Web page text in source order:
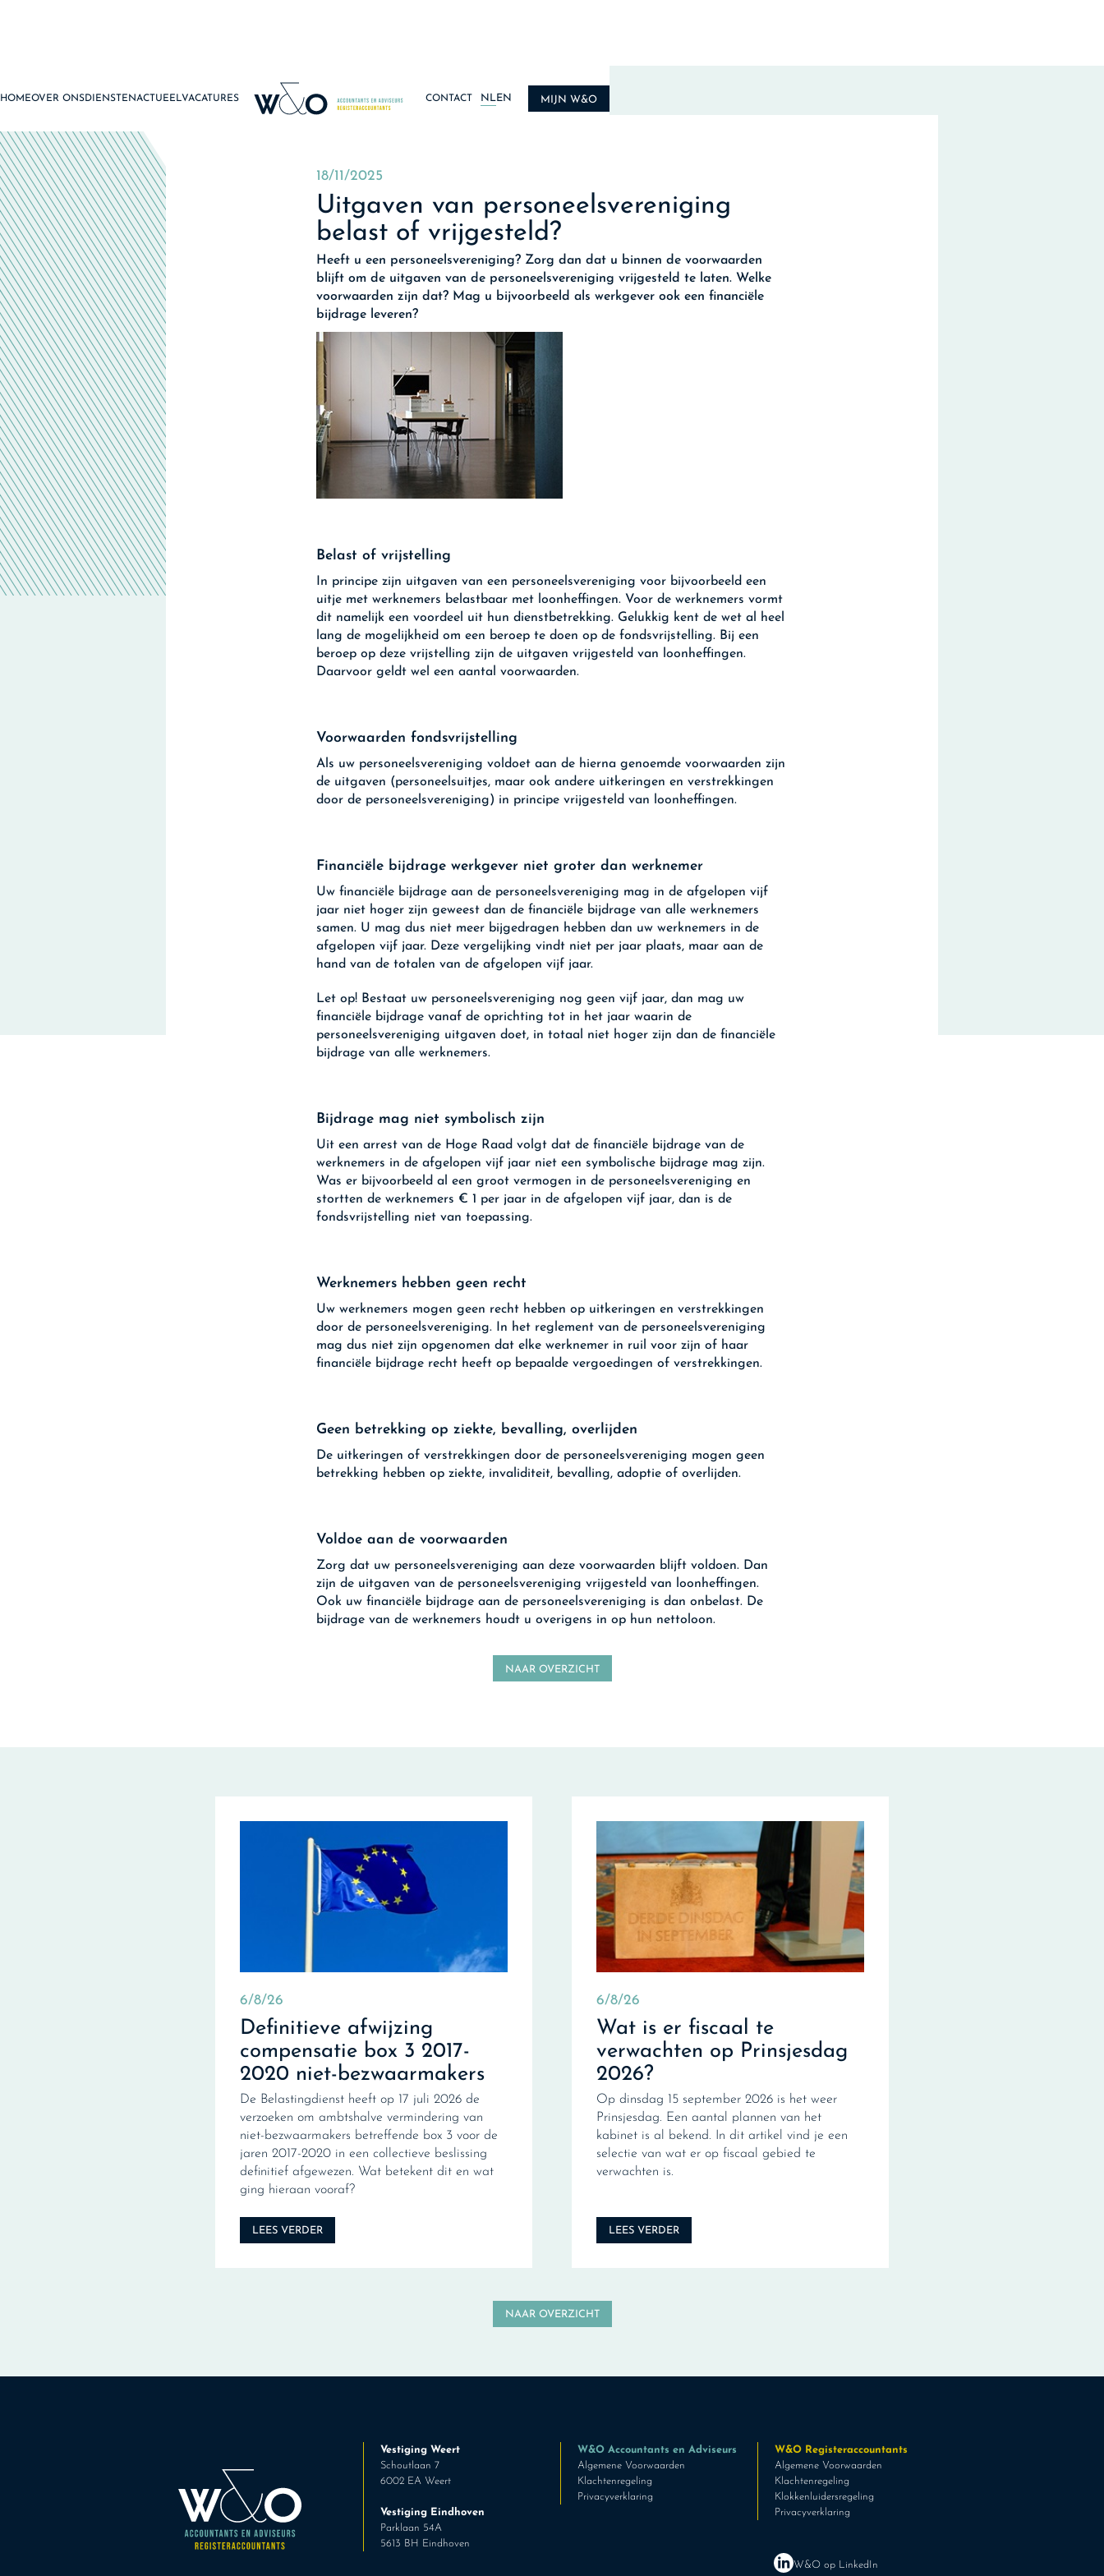
HOMEOVER ONSDIENSTENACTUEELVACATURES CONTACT NL EN MIJN W&O
18/11/2025
Uitgaven van personeelsvereniging
belast of vrijgesteld?
Heeft u een personeelsvereniging? Zorg dan dat u binnen de voorwaarden
blijft om de uitgaven van de personeelsvereniging vrijgesteld te laten. Welke
voorwaarden zijn dat? Mag u bijvoorbeeld als werkgever ook een financiële
bijdrage leveren?
Belast of vrijstelling
In principe zijn uitgaven van een personeelsvereniging voor bijvoorbeeld een
uitje met werknemers belastbaar met loonheffingen. Voor de werknemers vormt
dit namelijk een voordeel uit hun dienstbetrekking. Gelukkig kent de wet al heel
lang de mogelijkheid om een beroep te doen op de fondsvrijstelling. Bij een
beroep op deze vrijstelling zijn de uitgaven vrijgesteld van loonheffingen.
Daarvoor geldt wel een aantal voorwaarden.
Voorwaarden fondsvrijstelling
Als uw personeelsvereniging voldoet aan de hierna genoemde voorwaarden zijn
de uitgaven (personeelsuitjes, maar ook andere uitkeringen en verstrekkingen
door de personeelsvereniging) in principe vrijgesteld van loonheffingen.
Financiële bijdrage werkgever niet groter dan werknemer
Uw financiële bijdrage aan de personeelsvereniging mag in de afgelopen vijf
jaar niet hoger zijn geweest dan de financiële bijdrage van alle werknemers
samen. U mag dus niet meer bijgedragen hebben dan uw werknemers in de
afgelopen vijf jaar. Deze vergelijking vindt niet per jaar plaats, maar aan de
hand van de totalen van de afgelopen vijf jaar.
Let op! Bestaat uw personeelsvereniging nog geen vijf jaar, dan mag uw
financiële bijdrage vanaf de oprichting tot in het jaar waarin de
personeelsvereniging uitgaven doet, in totaal niet hoger zijn dan de financiële
bijdrage van alle werknemers.
Bijdrage mag niet symbolisch zijn
Uit een arrest van de Hoge Raad volgt dat de financiële bijdrage van de
werknemers in de afgelopen vijf jaar niet een symbolische bijdrage mag zijn.
Was er bijvoorbeeld al een groot vermogen in de personeelsvereniging en
stortten de werknemers € 1 per jaar in de afgelopen vijf jaar, dan is de
fondsvrijstelling niet van toepassing.
Werknemers hebben geen recht
Uw werknemers mogen geen recht hebben op uitkeringen en verstrekkingen
door de personeelsvereniging. In het reglement van de personeelsvereniging
mag dus niet zijn opgenomen dat elke werknemer in ruil voor zijn of haar
financiële bijdrage recht heeft op bepaalde vergoedingen of verstrekkingen.
Geen betrekking op ziekte, bevalling, overlijden
De uitkeringen of verstrekkingen door de personeelsvereniging mogen geen
betrekking hebben op ziekte, invaliditeit, bevalling, adoptie of overlijden.
Voldoe aan de voorwaarden
Zorg dat uw personeelsvereniging aan deze voorwaarden blijft voldoen. Dan
zijn de uitgaven van de personeelsvereniging vrijgesteld van loonheffingen.
Ook uw financiële bijdrage aan de personeelsvereniging is dan onbelast. De
bijdrage van de werknemers houdt u overigens in op hun nettoloon.
NAAR OVERZICHT
6/8/26
Definitieve afwijzing
compensatie box 3 2017-
2020 niet-bezwaarmakers
De Belastingdienst heeft op 17 juli 2026 de
verzoeken om ambtshalve vermindering van
niet-bezwaarmakers betreffende box 3 voor de
jaren 2017-2020 in een collectieve beslissing
definitief afgewezen. Wat betekent dit en wat
ging hieraan vooraf?
LEES VERDER
6/8/26
Wat is er fiscaal te
verwachten op Prinsjesdag
2026?
Op dinsdag 15 september 2026 is het weer
Prinsjesdag. Een aantal plannen van het
kabinet is al bekend. In dit artikel vind je een
selectie van wat er op fiscaal gebied te
verwachten is.
LEES VERDER
NAAR OVERZICHT
Vestiging Weert
Schoutlaan 7
6002 EA Weert
Vestiging Eindhoven
Parklaan 54A
5613 BH Eindhoven
W&O Accountants en Adviseurs
Algemene Voorwaarden
Klachtenregeling
Privacyverklaring
W&O Registeraccountants
Algemene Voorwaarden
Klachtenregeling
Klokkenluidersregeling
Privacyverklaring
W&O op LinkedIn